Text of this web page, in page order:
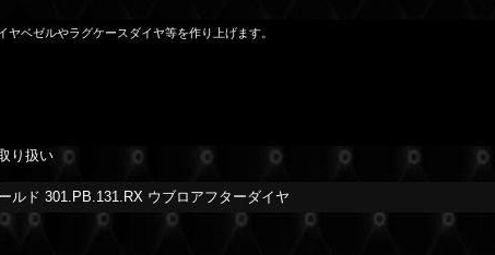
ベゼルやラグケースダイヤ等を作り上げます。
り扱い
ルド 301.PB.131.RX ウブロアフターダイヤ